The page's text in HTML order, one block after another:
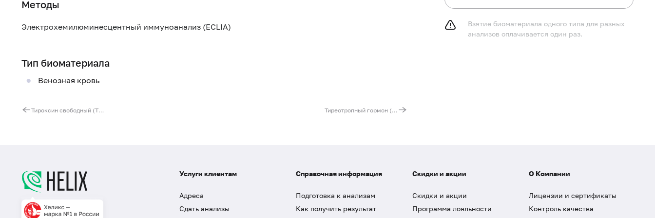
Методы
Электрохемилюминесцентный иммуноанализ (ECLIA)
Тип биоматериала
Венозная кровь
Тироксин свободный (Т4 свободный) Тиреотропный гормон (ТТГ)
Взятие биоматериала одного типа для разных
анализов оплачивается один раз.
Услуги клиентам
Адреса
Сдать анализы
Справочная информация
Подготовка к анализам
Как получить результат
Скидки и акции
Скидки и акции
Программа лояльности
О Компании
Лицензии и сертификаты
Контроль качества